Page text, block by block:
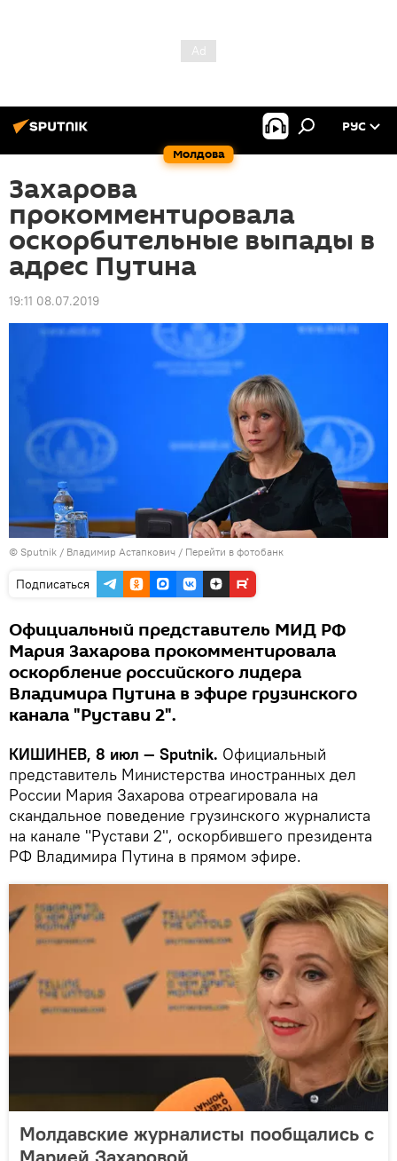
Молдова
РУС
Захарова
прокомментировала
оскорбительные выпады в
адрес Путина
19:11 08.07.2019
© Sputnik / Владимир Астапкович / Перейти в фотобанк
Подписаться
Официальный представитель МИД РФ
Мария Захарова прокомментировала
оскорбление российского лидера
Владимира Путина в эфире грузинского
канала "Рустави 2".
КИШИНЕВ, 8 июл — Sputnik. Официальный
представитель Министерства иностранных дел
России Мария Захарова отреагировала на
скандальное поведение грузинского журналиста
на канале "Рустави 2", оскорбившего президента
РФ Владимира Путина в прямом эфире.
Молдавские журналисты пообщались с